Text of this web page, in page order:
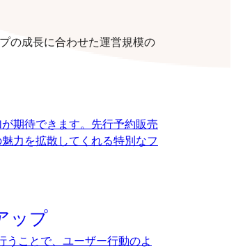
の成長に合わせた運営規模の
期待できます。先行予約販売
力を拡散してくれる特別なフ
ップ
うことで、ユーザー行動のよ